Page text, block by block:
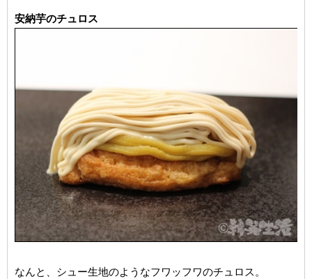
安納芋のチュロス
なんと、シュー生地のようなフワッフワのチュロス。